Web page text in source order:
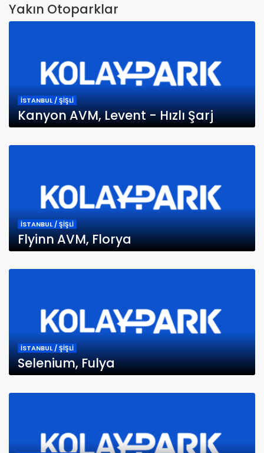
Yakın Otoparklar
İSTANBUL / ŞİŞLİ
Kanyon AVM, Levent - Hızlı Şarj
İSTANBUL / ŞİŞLİ
Flyinn AVM, Florya
İSTANBUL / ŞİŞLİ
Selenium, Fulya